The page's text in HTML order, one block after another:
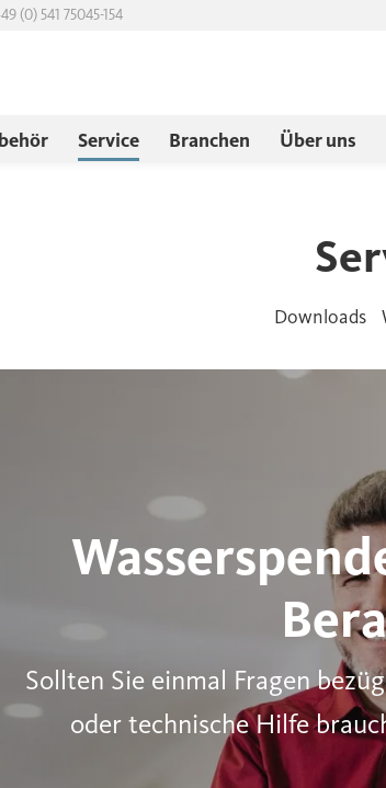
(0) 541 75045-154
Service Branchen Über uns
Downloads
Sollten Sie einmal Fragen
oder technische Hilfe